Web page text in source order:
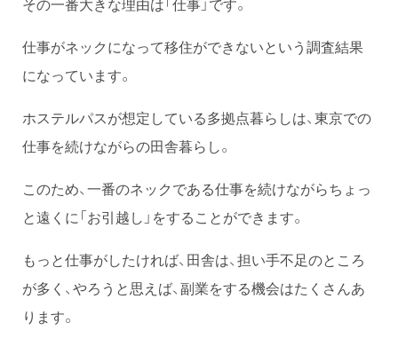
仕事がネックになって移住ができないという調査結果
になっています。
ホステルパスが想定している多拠点暮らしは、東京での
仕事を続けながらの田舎暮らし。
このため、一番のネックである仕事を続けながらちょっ
と遠くに「お引越し」をすることができます。
もっと仕事がしたければ、田舎は、担い手不足のところ
が多く、やろうと思えば、副業をする機会はたくさんあ
ります。